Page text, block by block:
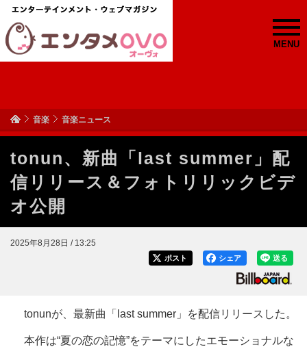
MENU
音楽 音楽ニュース
tonun、新曲「last summer」配
信リリース＆フォトリリックビデ
オ公開
2025年8月28日 / 13:25
送る
シェア
ポスト
tonunが、最新曲「last summer」を配信リリースした。
本作は“夏の恋の記憶”をテーマにしたエモーショナルな